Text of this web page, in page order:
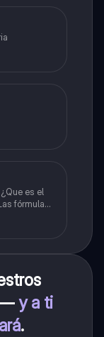
es el
fórmulas
—y a ti
.